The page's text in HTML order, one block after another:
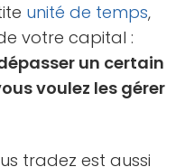
unité de temps,
votre capital :
un certain
voulez les gérer
tradez est aussi